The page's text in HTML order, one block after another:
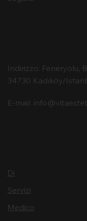
Indirizzo: Feneryolu,
34730 Kadıköy/
E-mail:
Di
Servizi
Medico